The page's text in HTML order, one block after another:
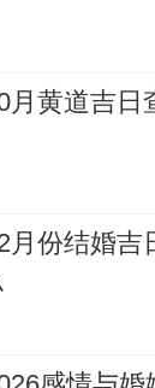
月黄道吉日
月份结婚吉